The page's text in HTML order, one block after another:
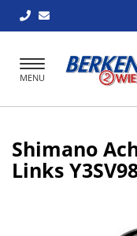
Toggle
navigation
MENU
Shimano
Links